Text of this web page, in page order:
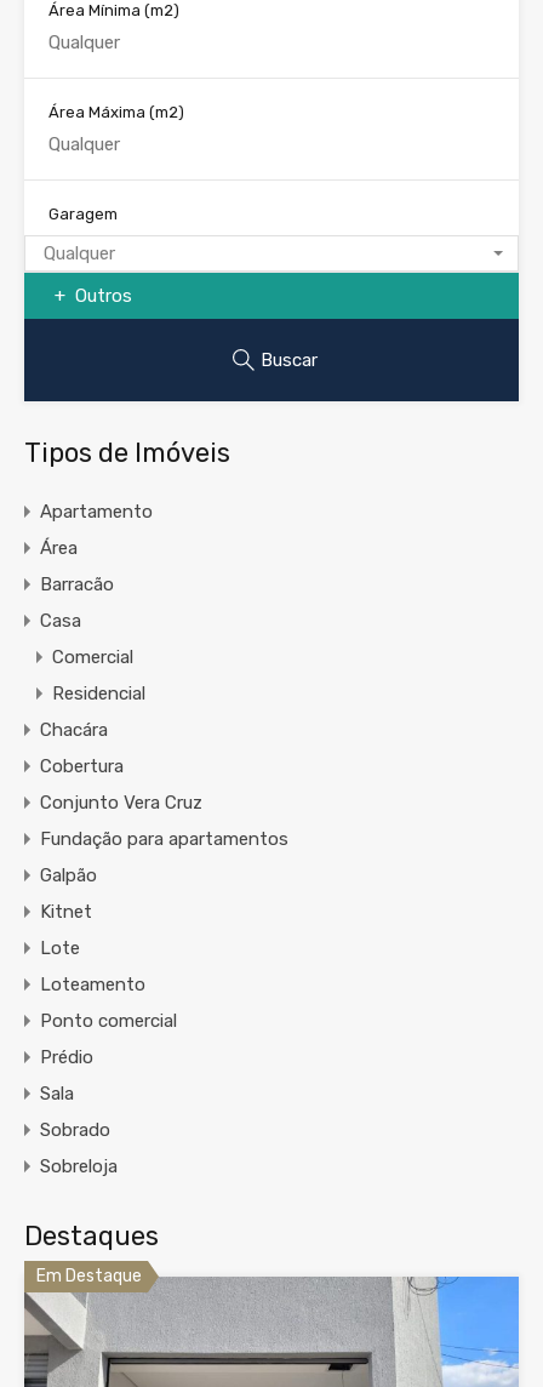
Área Mínima (m2)
Área Máxima (m2)
Garagem
Qualquer
Outros
Buscar
Tipos de Imóveis
Apartamento
Área
Barracão
Casa
Comercial
Residencial
Chacára
Cobertura
Conjunto Vera Cruz
Fundação para apartamentos
Galpão
Kitnet
Lote
Loteamento
Ponto comercial
Prédio
Sala
Sobrado
Sobreloja
Destaques
Em Destaque